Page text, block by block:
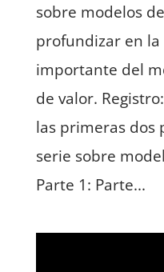
sobre modelos
profundizar en
importante del
de valor.
las primeras dos
serie sobre
Parte 1: Parte...